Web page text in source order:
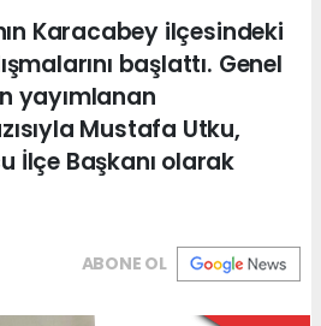
Karacabey ilçesindeki
başlattı. Genel
yayımlanan
Mustafa Utku,
İlçe Başkanı olarak
ABONE OL